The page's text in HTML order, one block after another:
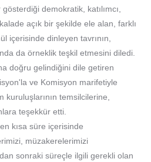
demokratik, katılımcı,
açık bir şekilde ele alan, farklı
içerisinde dinleyen tavrının,
da örneklik teşkil etmesini diledi.
doğru gelindiğini dile getiren
ve Komisyon marifetiyle
temsilcilerine,
teşekkür etti.
kısa süre içerisinde
müzakerelerimizi
sonraki süreçle ilgili gerekli olan